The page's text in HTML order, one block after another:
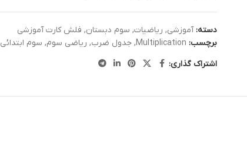
دسته: آموزشی, ریاضیات, سوم دبستان, فلش کارت آموزشی
برچسب: Multiplication
, جدول ضرب, ریاضی سوم, سوم ابتدائی
اشتراک گذاری: